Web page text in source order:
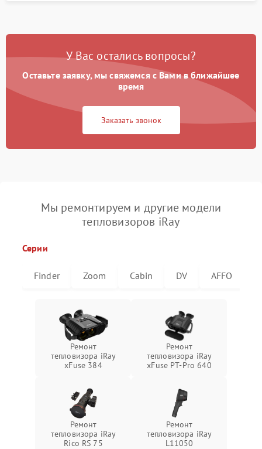
У Вас остались вопросы?
Оставьте заявку, мы свяжемся с Вами в ближайшее
время
Заказать звонок
Мы ремонтируем и другие модели
тепловизоров iRay
Серии
Finder Zoom Cabin DV AFFO
Ремонт
тепловизора iRay
xFuse 384
Ремонт
тепловизора iRay
xFuse PT-Pro 640
Ремонт
тепловизора iRay
Rico RS 75
Ремонт
тепловизора iRay
L11050